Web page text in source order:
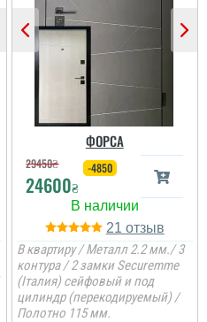
Сподобався конструктив
та наповненням. Тут ж
стеродур+мінвата і
фольгоізол ну і
терморозрив. Хлопці
установщик професійні
...
ФОРСА
29450₴
24600₴
-4850
21
В квартиру / Металл 2.2 мм./ 3
контура / 2 замки Securemme
(Італия) сейфовый и под
цилиндр (перекодируемый) /
Полотно 115 мм.